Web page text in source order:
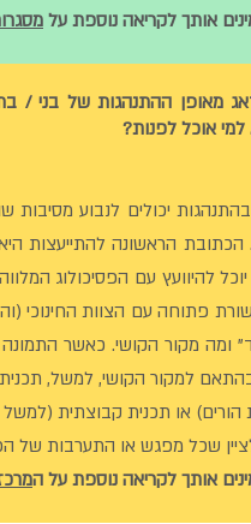
אותך לקריאה נוספת על
מאופן ההתנהגות של בני /
למי אוכל לפנות?
בהתנהגות יכולים לנבוע
הכתובת הראשונה להתייעצות
יוכל להיוועץ עם הפסיכולוג
פתוחה עם הצוות החינוכי
ומה מקור הקושי. כאשר
למקור הקושי, למשל,
או תכנית קבוצתית (למשל
שכל מפגש או התערבות של
אותך לקריאה נוספת על ה